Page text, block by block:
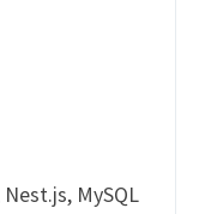
MySQL